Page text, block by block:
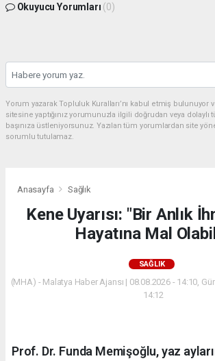
Okuyucu Yorumları (0)
Yorum yazarak Topluluk Kuralları’nı kabul etmiş bulunuyor
sitesine yaptığınız yorumunuzla ilgili doğrudan veya
başınıza üstleniyorsunuz. Yazılan tüm yorumlardan site
sorumlu tutulamaz.
Anasayfa Sağlık
Kene Uyarısı: "Bir Anlık
Hayatına Mal
SAĞLIK
(MHA) - Malatya Haber Ajansı | 08.08.2026 - 14:10,
14:12
Prof. Dr. Funda Memişoğlu, yaz